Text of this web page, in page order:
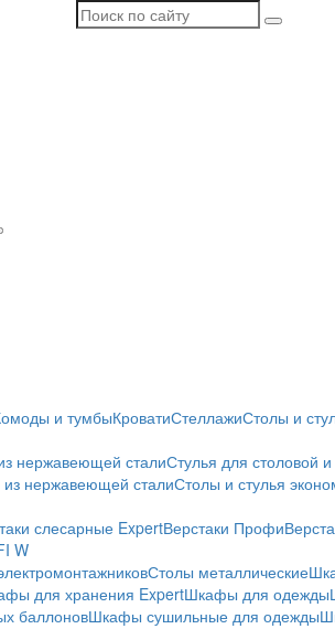
и тумбыКроватиСтеллажиСтолы и
нержавеющей сталиСтулья для столовой
нержавеющей сталиСтолы и стулья
слесарные ExpertВерстаки Профи
W
Столы металлические
для хранения ExpertШкафы для одежды
баллоновШкафы сушильные для одежды